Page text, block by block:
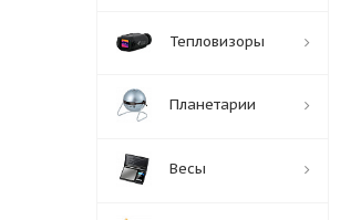
Тепловизоры
Планетарии
Весы